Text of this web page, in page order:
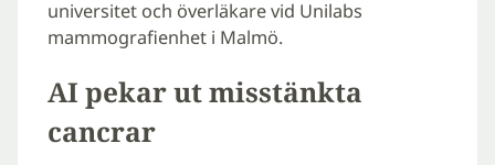
universitet och överläkare vid Unilabs
mammografienhet i Malmö.
AI pekar ut misstänkta
cancrar